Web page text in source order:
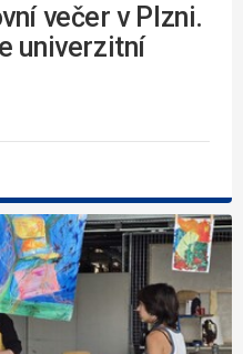
večer v Plzni.
univerzitní